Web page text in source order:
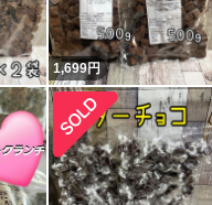
1,699円